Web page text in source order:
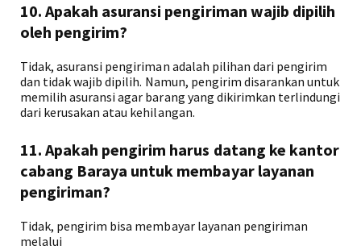
10. Apakah asuransi pengiriman wajib dipilih
oleh pengirim?
Tidak, asuransi pengiriman adalah pilihan dari pengirim
dan tidak wajib dipilih. Namun, pengirim disarankan untuk
memilih asuransi agar barang yang dikirimkan terlindungi
dari kerusakan atau kehilangan.
11. Apakah pengirim harus datang ke kantor
cabang Baraya untuk membayar layanan
pengiriman?
Tidak, pengirim bisa membayar layanan pengiriman
melalui